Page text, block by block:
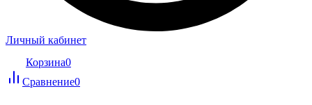
Личный кабинет
Корзина0
Сравнение0